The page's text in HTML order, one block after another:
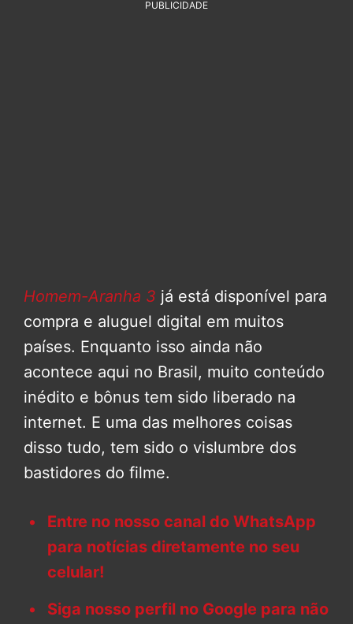
PUBLICIDADE
Homem-Aranha 3 já está disponível para
compra e aluguel digital em muitos
países. Enquanto isso ainda não
acontece aqui no Brasil, muito conteúdo
inédito e bônus tem sido liberado na
internet. E uma das melhores coisas
disso tudo, tem sido o vislumbre dos
bastidores do filme.
Entre no nosso canal do WhatsApp
para notícias diretamente no seu
celular!
Siga nosso perfil no Google para não